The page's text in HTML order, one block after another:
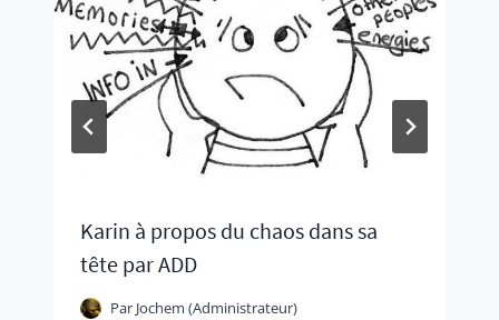
Karin à propos du chaos dans sa
tête par ADD
Par Jochem (Administrateur)